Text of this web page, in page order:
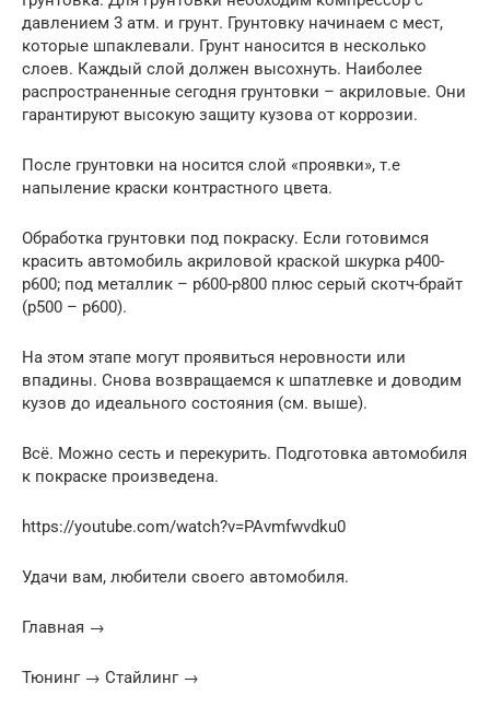
давлением 3 атм. и грунт. Грунтовку начинаем с мест,
которые шпаклевали. Грунт наносится в несколько
слоев. Каждый слой должен высохнуть. Наиболее
распространенные сегодня грунтовки – акриловые. Они
гарантируют высокую защиту кузова от коррозии.
После грунтовки на носится слой «проявки», т.е
напыление краски контрастного цвета.
Обработка грунтовки под покраску. Если готовимся
красить автомобиль акриловой краской шкурка р400-
р600; под металлик – р600-р800 плюс серый скотч-брайт
(р500 – р600).
На этом этапе могут проявиться неровности или
впадины. Снова возвращаемся к шпатлевке и доводим
кузов до идеального состояния (см. выше).
Всё. Можно сесть и перекурить. Подготовка автомобиля
к покраске произведена.
https://youtube.com/watch?v=PAvmfwvdku0
Удачи вам, любители своего автомобиля.
Главная →
Тюнинг → Стайлинг →